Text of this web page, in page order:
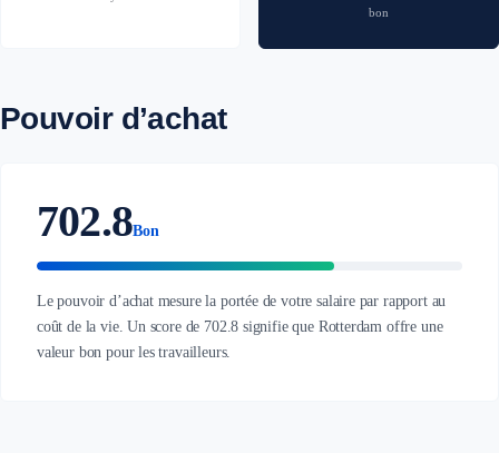
bon
Pouvoir d’achat
702.8Bon
Le pouvoir d’achat mesure la portée de votre salaire par rapport au
coût de la vie. Un score de 702.8 signifie que Rotterdam offre une
valeur bon pour les travailleurs.